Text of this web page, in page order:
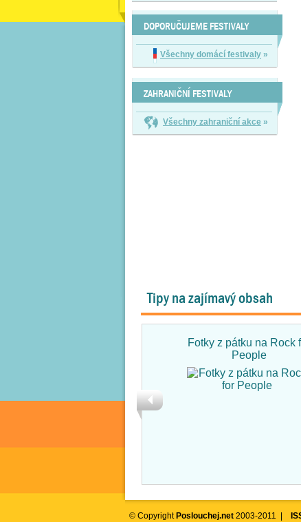
DOPORUČUJEME FESTIVALY
Všechny domácí festivaly »
ZAHRANIČNÍ FESTIVALY
Všechny zahraniční akce »
Tipy na zajímavý obsah
Fotky z pátku na Rock
People
© Copyright Poslouchej.net 2003-2011 |